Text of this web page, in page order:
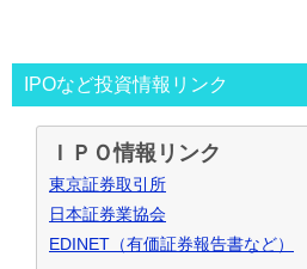
投資の王道は手堅くｺﾂｺﾂ長期間、
く事と気付く。
IPO投資で毎年50万円ずつ増やす
～2016年目標を大きく上回り
事が出来た。
2017年～資金も順調に増えたの
で残りの資金でIPOｾｶﾝﾀﾞﾘｰ･ﾛﾎﾞｱﾄ
IPOなど投資情報リンク
ＩＰＯ情報リンク
東京証券取引所
日本証券業協会
EDINET（有価証券報告書など）